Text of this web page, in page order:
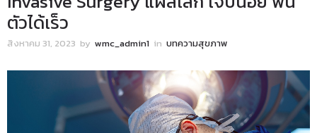
ตัวได้เร็ว
สิงหาคม 31, 2023 by wmc_admin1 in บทความสุขภาพ